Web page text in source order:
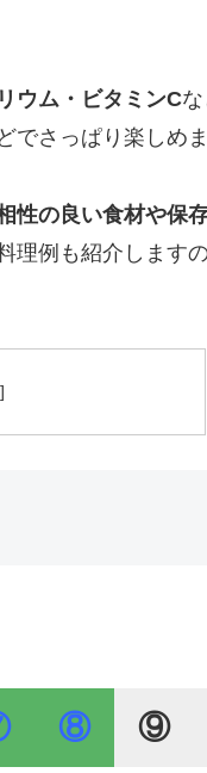
ウム・ビタミンC
さっぱり楽しめま
性の良い食材や保
例も紹介します
⑧ ⑨